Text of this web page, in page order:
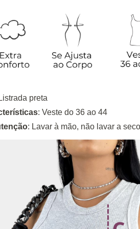
preta
: Veste do 36 ao 44
: Lavar à mão, não lavar a